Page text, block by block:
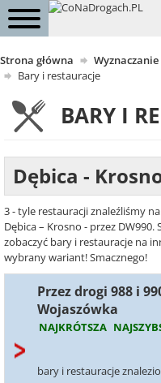
Strona główna
Bary i restauracje
BARY I
Dębica -
3 - tyle restauracji znaleźliśmy
Dębica – Krosno - przez
zobaczyć bary i restauracje na
wybrany wariant! Smacznego!
Przez drogi 988 i
Wojaszówka
NAJKRÓTSZA
bary i restauracje